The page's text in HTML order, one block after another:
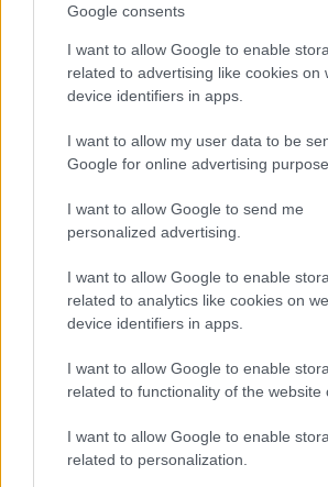
Google consents
I want to allow Google to enable
related to advertising like cookies on
device identifiers in apps.
I want to allow my user data to be
Google for online advertising
I want to allow Google to send me
personalized advertising.
I want to allow Google to enable
related to analytics like cookies on
device identifiers in apps.
I want to allow Google to enable
related to functionality of the website
I want to allow Google to enable
related to personalization.
Támogatás
Támogasd
Kapcsolódó hírek
BAJNOKOK LIGÁJA
YORO MÁR ALIG